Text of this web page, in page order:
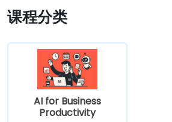
课程分类
AI for Business
Productivity